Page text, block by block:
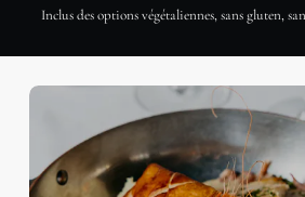
Inclus des options végétaliennes, sans gluten,